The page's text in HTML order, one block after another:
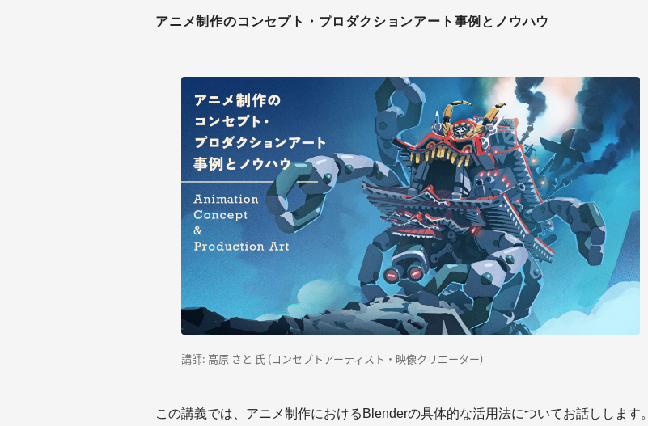
アニメ制作のコンセプト・プロダクションアート事例とノウハウ
講師: 高原 さと 氏 (コンセプトアーティスト・映像クリエーター)
この講義では、アニメ制作におけるBlenderの具体的な活用法についてお話しします。